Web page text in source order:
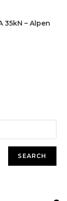
35kN – Alpen
SEARCH